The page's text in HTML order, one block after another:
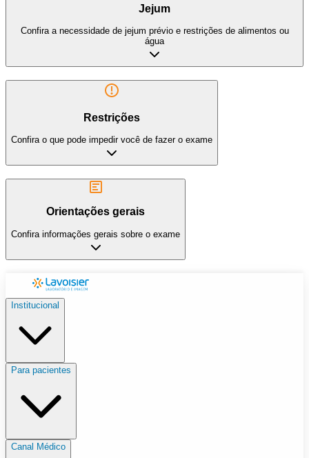
Jejum
Confira a necessidade de jejum prévio e restrições de alimentos ou
água
Restrições
Confira o que pode impedir você de fazer o exame
Orientações gerais
Confira informações gerais sobre o exame
Institucional
Para pacientes
Canal Médico